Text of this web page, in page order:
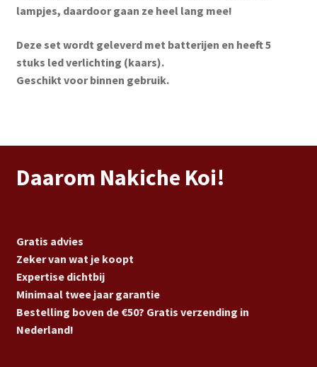
lampjes, daardoor gaan ze heel lang mee!
Deze set wordt geleverd met batterijen en heeft 5
stuks led verlichting (kaars).
Geschikt voor binnen gebruik.
Daarom Nakiche Koi!
Gratis advies
Zeker van wat je koopt
Expertise dichtbij
Minimaal twee jaar garantie
Bestelling boven de €50? Gratis verzending in
Nederland!